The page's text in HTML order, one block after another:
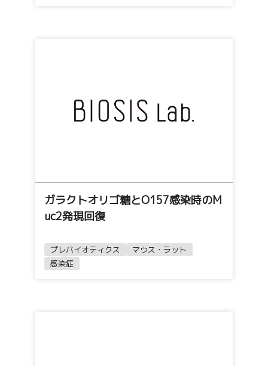
ガラクトオリゴ糖とO157感染時のM
uc2発現回復
プレバイオティクス
マウス・ラット
感染症